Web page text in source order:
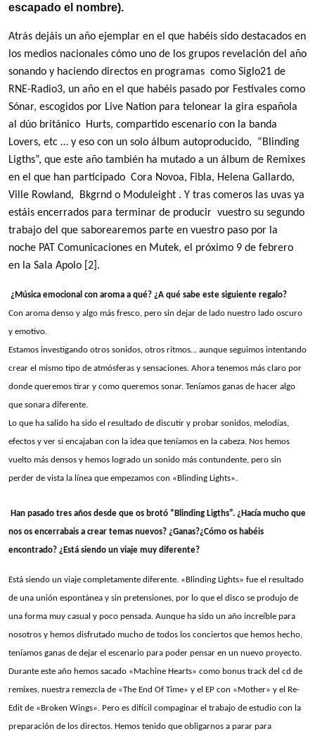
escapado el nombre).
Atrás dejáis un año ejemplar en el que habéis sido destacados en
los medios nacionales cómo uno de los grupos revelación del año
sonando y haciendo directos en programas como Siglo21 de
RNE-Radio3, un año en el que habéis pasado por Festivales como
Sónar, escogidos por Live Nation para telonear la gira española
al dúo británico Hurts, compartido escenario con la banda
Lovers, etc … y eso con un solo álbum autoproducido, “Blinding
Ligths”, que este año también ha mutado a un álbum de Remixes
en el que han participado Cora Novoa, Fibla, Helena Gallardo,
Ville Rowland, Bkgrnd o Moduleight . Y tras comeros las uvas ya
estáis encerrados para terminar de producir vuestro su segundo
trabajo del que saborearemos parte en vuestro paso por la
noche PAT Comunicaciones en Mutek, el próximo 9 de febrero
en la Sala Apolo [2].
¿Música emocional con aroma a qué? ¿A qué sabe este siguiente regalo?
Con aroma denso y algo más fresco, pero sin dejar de lado nuestro lado oscuro
y emotivo.
Estamos investigando otros sonidos, otros ritmos… aunque seguimos intentando
crear el mismo tipo de atmósferas y sensaciones. Ahora tenemos más claro por
donde queremos tirar y como queremos sonar. Teníamos ganas de hacer algo
que sonara diferente.
Lo que ha salido ha sido el resultado de discutir y probar sonidos, melodías,
efectos y ver si encajaban con la idea que teníamos en la cabeza. Nos hemos
vuelto más densos y hemos logrado un sonido más contundente, pero sin
perder de vista la línea que empezamos con «Blinding Lights».
Han pasado tres años desde que os brotó “Blinding Ligths”. ¿Hacía mucho que
nos os encerrabais a crear temas nuevos? ¿Ganas?¿Cómo os habéis
encontrado? ¿Está siendo un viaje muy diferente?
Está siendo un viaje completamente diferente. «Blinding Lights» fue el resultado
de una unión espontánea y sin pretensiones, por lo que el disco se produjo de
una forma muy casual y poco pensada. Aunque ha sido un año increíble para
nosotros y hemos disfrutado mucho de todos los conciertos que hemos hecho,
teníamos ganas de dejar el escenario para poder pensar en un nuevo proyecto.
Durante este año hemos sacado «Machine Hearts» como bonus track del cd de
remixes, nuestra remezcla de «The End Of Time» y el EP con «Mother» y el Re-
Edit de «Broken Wings». Pero es difícil compaginar el trabajo de estudio con la
preparación de los directos. Hemos tenido que obligarnos a parar para